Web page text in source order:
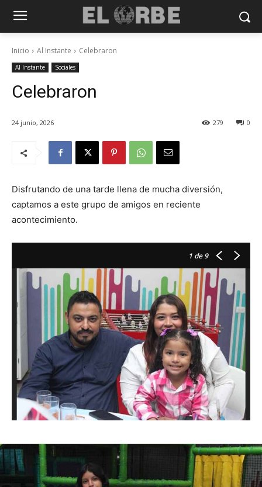
Inicio Al Instante Celebraron
Al Instante Sociales
Celebraron
24 junio, 2026 0
279
Disfrutando de una tarde llena de mucha diversión,
captamos a este grupo de amigos en reciente
acontecimiento.
1 de 9